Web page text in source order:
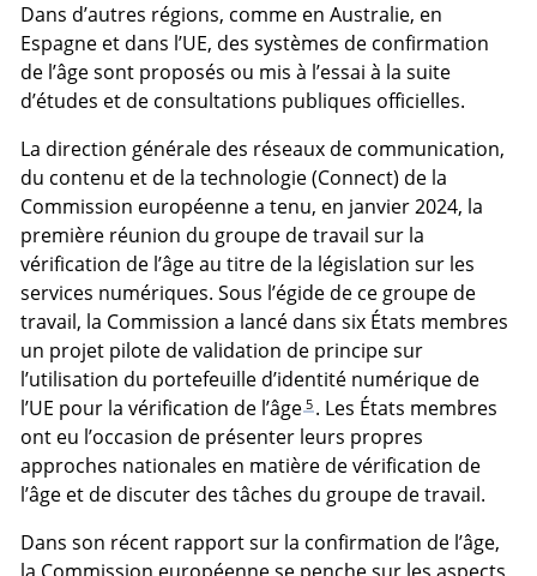
Dans d’autres régions, comme en Australie, en
Espagne et dans l’UE, des systèmes de confirmation
de l’âge sont proposés ou mis à l’essai à la suite
d’études et de consultations publiques officielles.
La direction générale des réseaux de communication,
du contenu et de la technologie (Connect) de la
Commission européenne a tenu, en janvier 2024, la
première réunion du groupe de travail sur la
vérification de l’âge au titre de la législation sur les
services numériques. Sous l’égide de ce groupe de
travail, la Commission a lancé dans six États membres
un projet pilote de validation de principe sur
l’utilisation du portefeuille d’identité numérique de
l’UE pour la vérification de l’âge 5 . Les États membres
ont eu l’occasion de présenter leurs propres
approches nationales en matière de vérification de
l’âge et de discuter des tâches du groupe de travail.
Dans son récent rapport sur la confirmation de l’âge,